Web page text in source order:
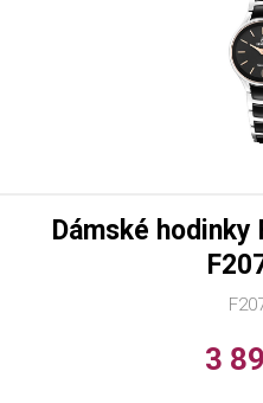
Dámské hodinky
3